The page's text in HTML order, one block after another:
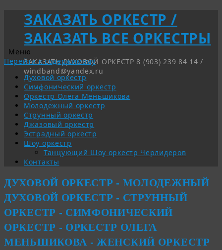
ЗАКАЗАТЬ ОРКЕСТР /
ЗАКАЗАТЬ ВСЕ ОРКЕСТРЫ
ЗАКАЗАТЬ ДУХОВОЙ ОРКЕСТР 8 (903) 239 84 14 /
windband@yandex.ru
Меню
Перейти к содержимому
Духовой оркестр
Симфонический оркестр
Оркестр Олега Меньшикова
Молодежный оркестр
Струнный оркестр
Джазовый оркестр
Эстрадный оркестр
Шоу оркестр
Танцующий Шоу оркестр Черлидеров
Контакты
ДУХОВОЙ ОРКЕСТР - МОЛОДЕЖНЫЙ
ДУХОВОЙ ОРКЕСТР - СТРУННЫЙ
ОРКЕСТР - СИМФОНИЧЕСКИЙ
ОРКЕСТР - ОРКЕСТР ОЛЕГА
МЕНЬШИКОВА - ЖЕНСКИЙ ОРКЕСТР